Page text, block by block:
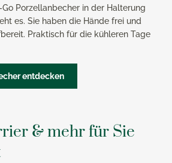
Go Porzellanbecher in der Halterung
es. Sie haben die Hände frei und
Praktisch für die kühleren Tage
entdecken
& mehr für Sie